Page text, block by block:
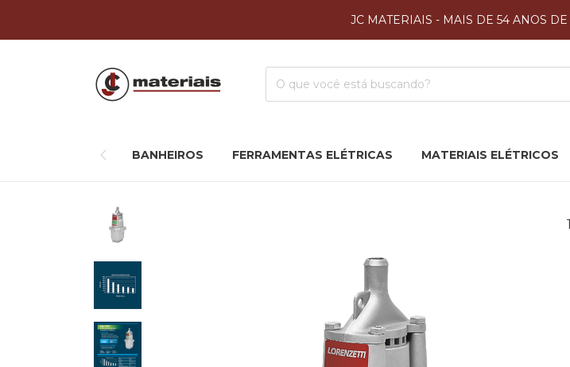
JC MATERIAIS - MAIS DE 54 ANOS
BANHEIROS FERRAMENTAS ELÉTRICAS MATERIAIS ELÉTRICOS
1